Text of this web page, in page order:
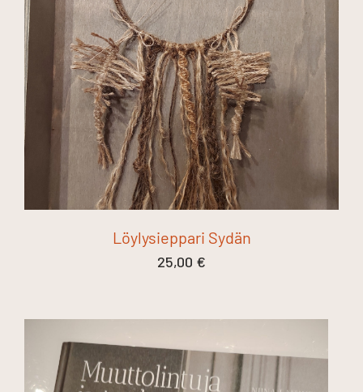
Löylysieppari Sydän
25,00 €